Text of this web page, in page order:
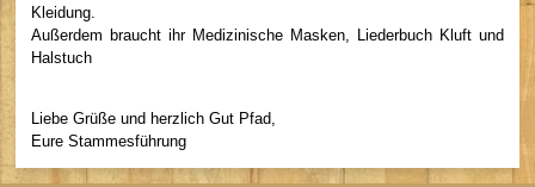
Kleidung.
Außerdem braucht ihr Medizinische Masken, Liederbuch Kluft und
Halstuch
Liebe Grüße und herzlich Gut Pfad,
Eure Stammesführung